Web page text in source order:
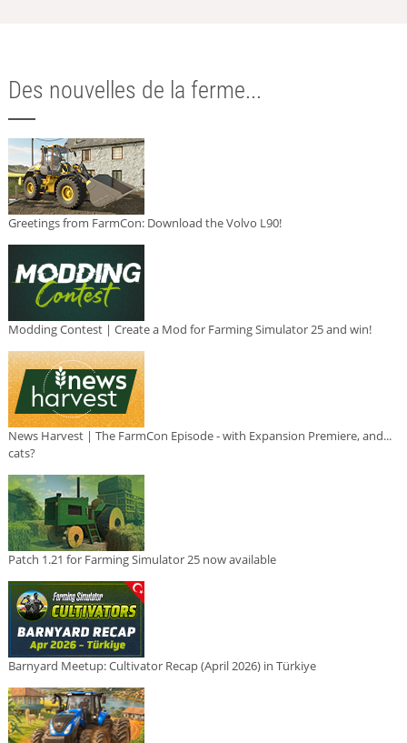
Des nouvelles de la ferme...
Greetings from FarmCon: Download the Volvo L90!
Modding Contest | Create a Mod for Farming Simulator 25 and win!
News Harvest | The FarmCon Episode - with Expansion Premiere, and...
cats?
Patch 1.21 for Farming Simulator 25 now available
Barnyard Meetup: Cultivator Recap (April 2026) in Türkiye